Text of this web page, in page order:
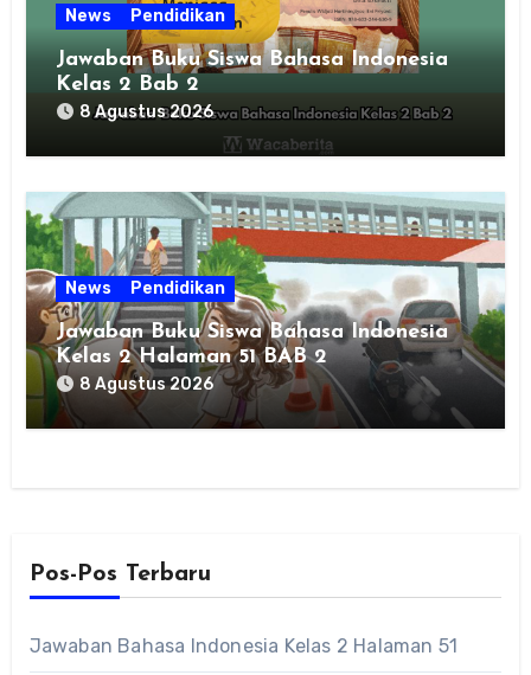
News Pendidikan
Jawaban Buku Siswa Bahasa Indonesia
Kelas 2 Bab 2
8 Agustus 2026
News Pendidikan
Jawaban Buku Siswa Bahasa Indonesia
Kelas 2 Halaman 51 BAB 2
8 Agustus 2026
Pos-Pos Terbaru
Jawaban Bahasa Indonesia Kelas 2 Halaman 51